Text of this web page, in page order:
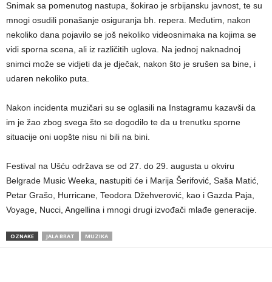
Snimak sa pomenutog nastupa, šokirao je srbijansku javnost, te su
mnogi osudili ponašanje osiguranja bh. repera. Međutim, nakon
nekoliko dana pojavilo se još nekoliko videosnimaka na kojima se
vidi sporna scena, ali iz različitih uglova. Na jednoj naknadnoj
snimci može se vidjeti da je dječak, nakon što je srušen sa bine, i
udaren nekoliko puta.
Nakon incidenta muzičari su se oglasili na Instagramu kazavši da
im je žao zbog svega što se dogodilo te da u trenutku sporne
situacije oni uopšte nisu ni bili na bini.
Festival na Ušću održava se od 27. do 29. augusta u okviru
Belgrade Music Weeka, nastupiti će i Marija Šerifović, Saša Matić,
Petar Grašo, Hurricane, Teodora Džehverović, kao i Gazda Paja,
Voyage, Nucci, Angellina i mnogi drugi izvođači mlađe generacije.
OZNAKE JALA BRAT MUZIKA